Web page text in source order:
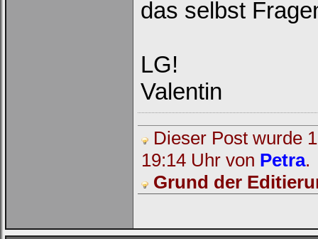
Trage
bitte
die
nachfolgenden
Felder
Deinen
Benutzernamen
und
Kennwort
ein,
um
das selbst
LG!
Valentin
Dieser Post wurde
19:14 Uhr von Petra.
Grund der